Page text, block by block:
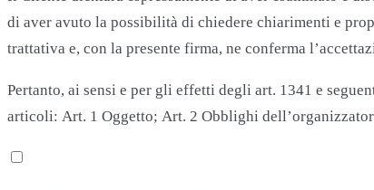
di aver avuto la possibilità di chiedere chiarimenti e
trattativa e, con la presente firma, ne conferma
Pertanto, ai sensi e per gli effetti degli art. 1341 e
articoli: Art. 1 Oggetto; Art. 2 Obblighi